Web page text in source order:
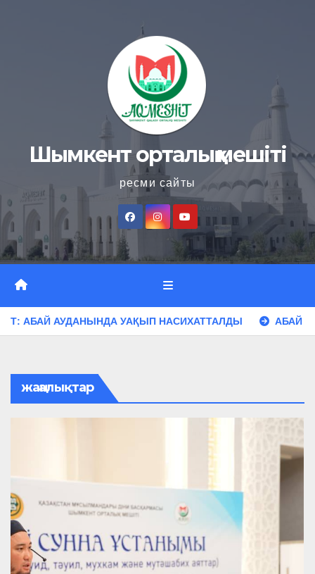
Шымкент орталық мешіті
ресми сайты
УАҚЫП НАСИХАТТАЛДЫ АБАЙ АУДАНЫНДА
жаңалықтар